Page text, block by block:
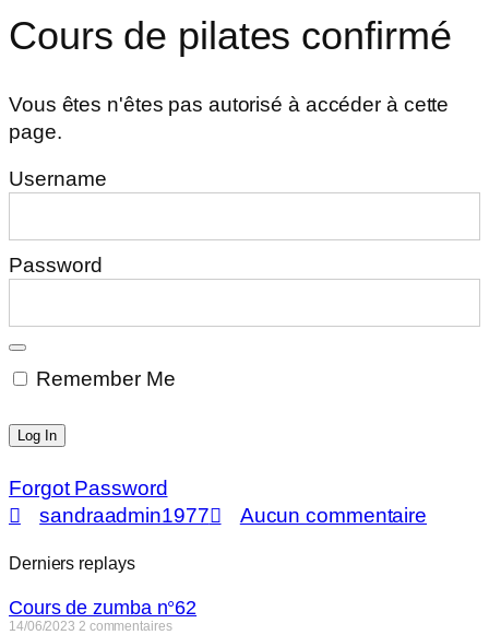
Cours de pilates confirmé
Vous êtes n'êtes pas autorisé à accéder à cette
page.
Username
Password
Remember Me
Forgot Password
sandraadmin1977
Aucun commentaire
Derniers replays
Cours de zumba n°62
14/06/2023 2 commentaires